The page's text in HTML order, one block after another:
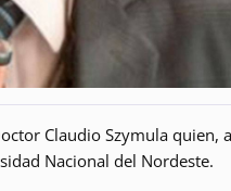
Claudio Szymula quien,
Nacional del Nordeste.